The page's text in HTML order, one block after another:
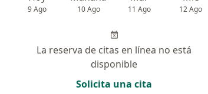
9 Ago 10 Ago 11 Ago 12 Ago
La reserva de citas en línea no está
disponible
Solicita una cita